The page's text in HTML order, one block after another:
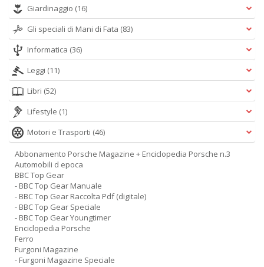
Giardinaggio (16)
Gli speciali di Mani di Fata (83)
Informatica (36)
Leggi (11)
Libri (52)
Lifestyle (1)
Motori e Trasporti (46)
Abbonamento Porsche Magazine + Enciclopedia Porsche n.3
Automobili d epoca
BBC Top Gear
- BBC Top Gear Manuale
- BBC Top Gear Raccolta Pdf (digitale)
- BBC Top Gear Speciale
- BBC Top Gear Youngtimer
Enciclopedia Porsche
Ferro
Furgoni Magazine
- Furgoni Magazine Speciale